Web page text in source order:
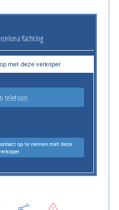
Yachting
met deze verkoper
telefoon
op te nemen met deze